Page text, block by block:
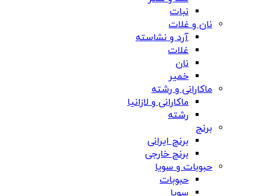
نبات
نان و غلات
آرد و نشاسته
غلات
نان
خمیر
ماکارانی و رشته
ماکارانی و لازانیا
رشته
برنج
برنج ایرانی
برنج خارجی
حبوبات و سویا
حبوبات
سویا